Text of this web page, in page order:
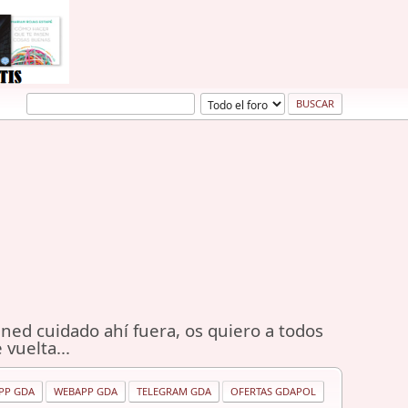
cuidado ahí fuera, os quiero a todos
vuelta...
GDA WEBAPP GDA TELEGRAM GDA OFERTAS GDAPOL